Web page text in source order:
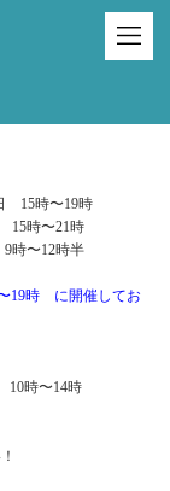
15時〜19時
時〜21時
〜12時半
19時 に開催してお
時〜14時